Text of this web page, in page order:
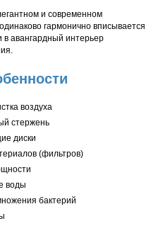
и современном
гармонично вписывается
в авангардный интерьер
воздуха
стержень
диски
(фильтров)
воды
бактерий